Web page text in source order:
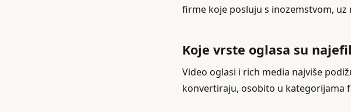
firme koje posluju s inozemstvom,
Koje vrste oglasa su
Video oglasi i rich media najviše
konvertiraju, osobito u kategorijama